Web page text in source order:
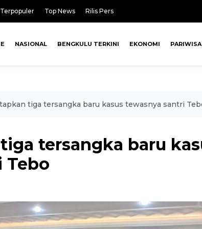
Terpopuler Top News Rilis Pers
NASIONAL BENGKULU TERKINI EKONOMI
tiga tersangka baru kasus tewasnya santri
tersangka baru
Tebo